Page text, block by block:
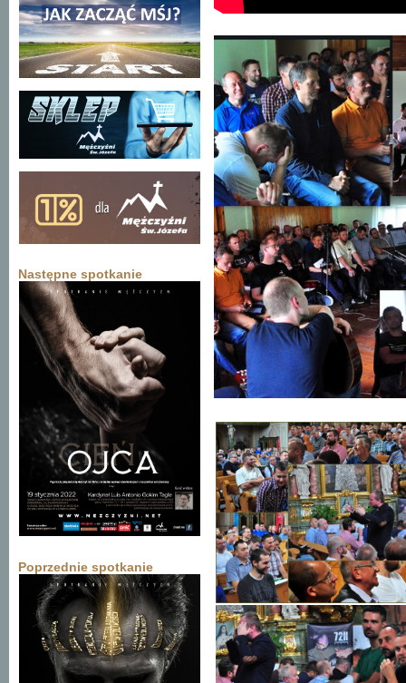
Następne spotkanie
Poprzednie spotkanie